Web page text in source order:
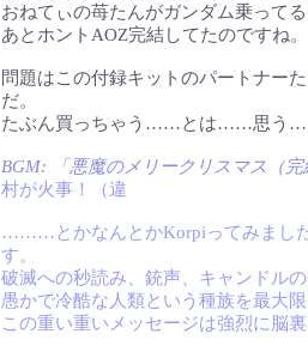
おねてぃの苺たんがガンダム乗って
あとホントAOZ完結してたのですね
問題はこの付録キットのパートナー
だ。
たぶん買っちゃう……とは……思
BGM: 「悪魔のメリークリスマス（
村が火事！（違
………とかなんとかKorpiってみまし
す。
破滅への秒読み、銃声、キャンドル
愚かで冷酷な人類という種族を最大
この重い重いメッセージは強烈に脳